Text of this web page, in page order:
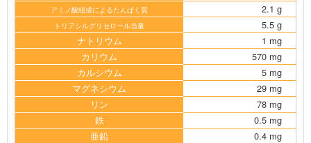
アミノ酸組成によるたんぱく質 2.1 g
トリアシルグリセロール当量
5.5 g
ナトリウム
1 mg
カリウム
570 mg
カルシウム
5 mg
マグネシウム
29 mg
リン
78 mg
鉄
0.5 mg
亜鉛
0.4 mg